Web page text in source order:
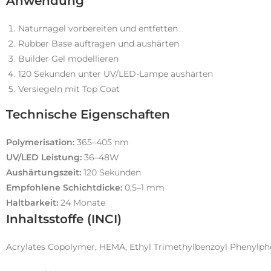
Naturnagel vorbereiten und entfetten
Rubber Base auftragen und aushärten
Builder Gel modellieren
120 Sekunden unter UV/LED-Lampe aushärten
Versiegeln mit Top Coat
Technische Eigenschaften
Polymerisation: 365–405 nm
UV/LED Leistung: 36–48W
Aushärtungszeit: 120 Sekunden
Empfohlene Schichtdicke: 0,5–1 mm
Haltbarkeit: 24 Monate
Inhaltsstoffe (INCI)
Acrylates Copolymer, HEMA, Ethyl Trimethylbenzoyl